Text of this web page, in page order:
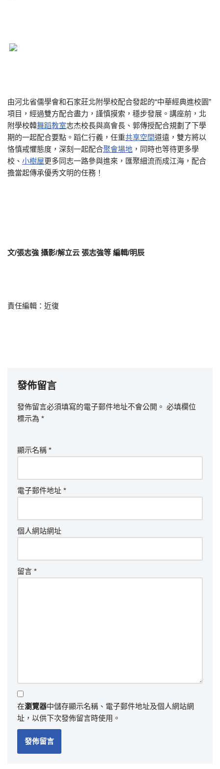
由河北省儒學會和石家莊北附學校配合發起的“中華經典進校園”
項目，經過雙方配合盡力，謹慎摸索，穩步發展。講座前，北
附學校韓舞蹈教室志杰校長與高會長、郭傳授配合規劃了下學
期的一起配合要點。蹈仁行義，任重共享空間道遠，雙方將以
恪慎戒懼態度，深刻一起配合聚會場地 ，同時也等待更多學
校、 小樹屋更多同志一路參與進來，匯聚細流而成江海，配合
擔當起傳承優秀文明的任務！
文/張志強 攝影/解立云 張志強等 編輯/明辰
責任編輯：近復
發佈留言
發佈留言必須填寫的電子郵件地址不會公開。 必填欄位
標示為 *
顯示名稱 *
電子郵件地址 *
個人網站網址
留言 *
在瀏覽器中儲存顯示名稱、電子郵件地址及個人網站網
址，以供下次發佈留言時使用。